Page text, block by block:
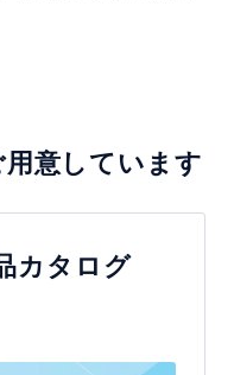
意しています
カタログ